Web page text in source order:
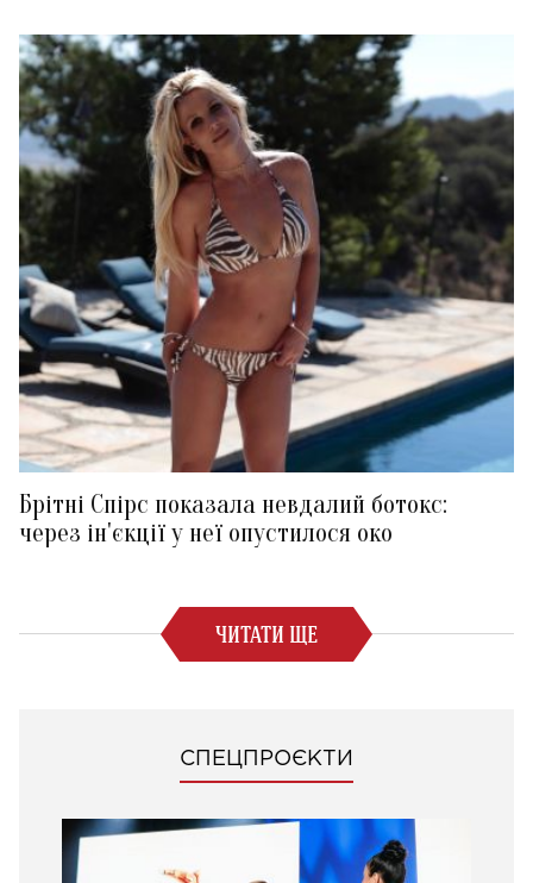
Брітні Спірс показала невдалий ботокс:
через ін'єкції у неї опустилося око
ЧИТАТИ ЩЕ
СПЕЦПРОЄКТИ